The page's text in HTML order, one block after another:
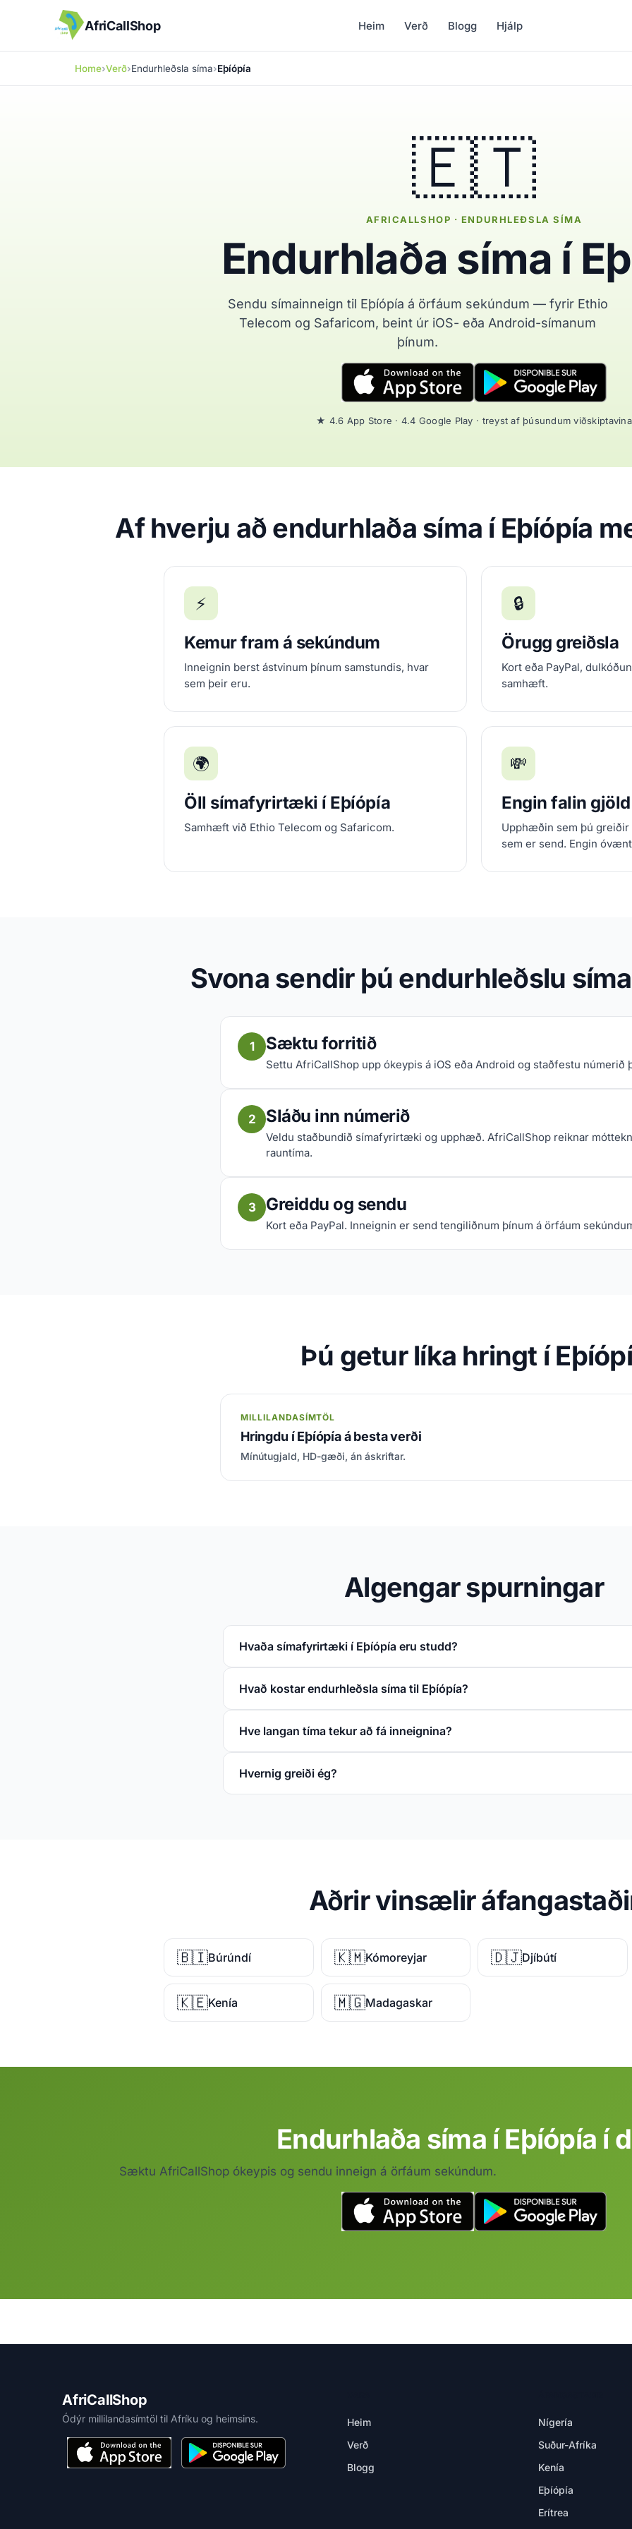
AfriCallShop Heim Verð Blogg Hjálp
Home Verð Endurhleðsla síma Eþíópía
🇪🇹
AFRICALLSHOP · ENDURHLEÐSLA SÍMA
Endurhlaða síma í
Sendu símainneign til Eþíópía á örfáum sekúndum — fyrir Ethio
Telecom og Safaricom, beint úr iOS- eða Android-símanum
þínum.
★ 4.6 App Store · 4.4 Google Play · treyst af þúsundum viðskiptavina
Af hverju að endurhlaða síma í Eþíópía
⚡
Kemur fram á sekúndum
Inneignin berst ástvinum þínum samstundis, hvar
sem þeir eru.
🔒
Örugg greiðsla
Kort eða PayPal,
samhæft.
🌍
Öll símafyrirtæki í Eþíópía
Samhæft við Ethio Telecom og Safaricom.
💸
Engin falin gjöld
Upphæðin sem þú
sem er send. Engin
Svona sendir þú endurhleðslu
1 Sæktu forritið
Settu AfriCallShop upp ókeypis á iOS eða Android og staðfestu númerið
2 Sláðu inn númerið
Veldu staðbundið símafyrirtæki og upphæð. AfriCallShop reiknar
rauntíma.
3 Greiddu og sendu
Kort eða PayPal. Inneignin er send tengiliðnum þínum á örfáum
Þú getur líka hringt í
MILLILANDASÍMTÖL
Hringdu í Eþíópía á besta verði
Mínútugjald, HD-gæði, án áskriftar.
Algengar spurningar
Hvaða símafyrirtæki í Eþíópía eru studd?
Hvað kostar endurhleðsla síma til Eþíópía?
Hve langan tíma tekur að fá inneignina?
Hvernig greiði ég?
Aðrir vinsælir
🇧🇮Búrúndí 🇰🇲Kómoreyjar 🇩🇯Djíbútí
🇰🇪Kenía 🇲🇬Madagaskar
Endurhlaða síma í Eþíópía í
Sæktu AfriCallShop ókeypis og sendu inneign á örfáum sekúndum.
AfriCallShop
Ódýr millilandasímtöl til Afríku og heimsins.
Heim
Verð
Blogg
Nígería
Suður-Afríka
Kenía
Eþíópía
Erítrea